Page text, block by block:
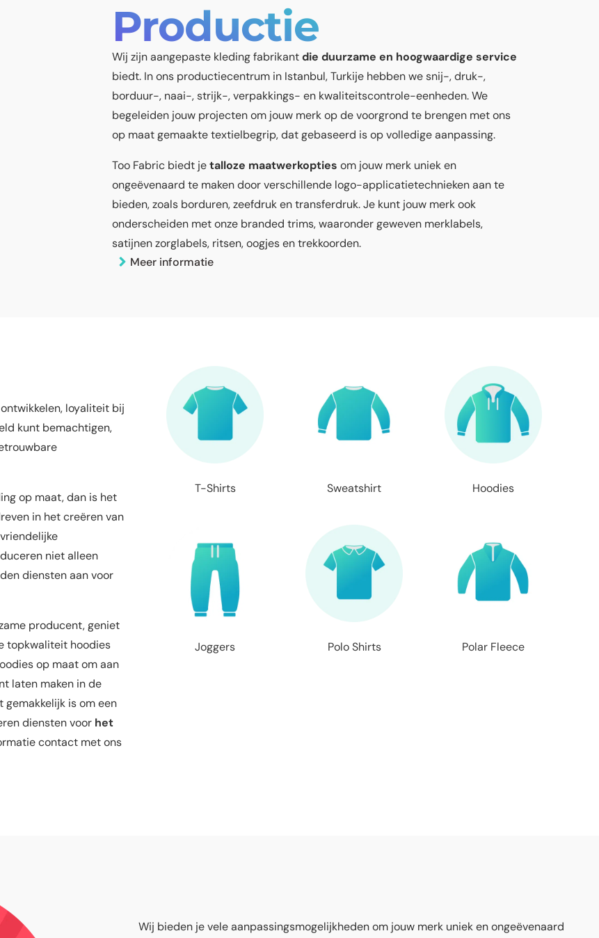
Productie
Wij zijn aangepaste kleding fabrikantdie duurzame en hoogwaardige service
biedt. In ons productiecentrum in Istanbul, Turkije hebben we snij-, druk-,
borduur-, naai-, strijk-, verpakkings- en kwaliteitscontrole-eenheden. We
begeleiden jouw projecten om jouw merk op de voorgrond te brengen met ons
op maat gemaakte textielbegrip, dat gebaseerd is op volledige aanpassing.
Too Fabric biedt jetalloze maatwerkopties om jouw merk uniek en
ongeëvenaard te maken door verschillende logo-applicatietechnieken aan te
bieden, zoals borduren, zeefdruk en transferdruk. Je kunt jouw merk ook
onderscheiden met onze branded trims, waaronder geweven merklabels,
satijnen zorglabels, ritsen, oogjes en trekkoorden.
Meer informatie
loyaliteit bij
kunt bemachtigen,
op maat, dan is het
in het creëren van
niet alleen
diensten aan voor
producent, geniet
topkwaliteit hoodies
op maat om aan
laten maken in de
is om een
diensten voor het
contact met ons
T-Shirts Sweatshirt Hoodies
Joggers Polo Shirts Polar Fleece
Wij bieden je vele aanpassingsmogelijkheden om jouw merk uniek en ongeëvenaard